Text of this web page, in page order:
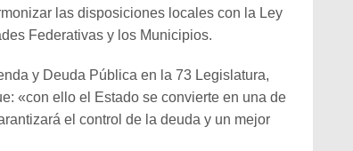
las disposiciones locales con la Ley
Federativas y los Municipios.
y Deuda Pública en la 73 Legislatura,
«con ello el Estado se convierte en una de
el control de la deuda y un mejor